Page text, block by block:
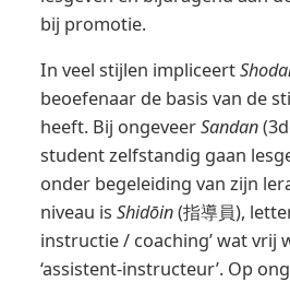
bij promotie.
In veel stijlen impliceert
beoefenaar de basis van de
heeft. Bij ongeveerSandan
student zelfstandig gaan
onder begeleiding van zijn
niveau is Shidōin(指導員),
instructie / coaching’ wat vrij
‘assistent-instructeur’. Op